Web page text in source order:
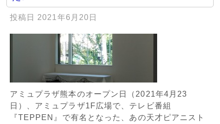
投稿日 2021年6月20日
アミュプラザ熊本のオープン日（2021年4月23
日）、アミュプラザ1F広場で、テレビ番組
『TEPPEN』で有名となった、あの天才ピアニスト